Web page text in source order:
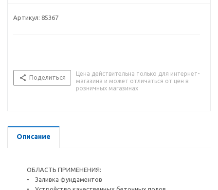
Артикул: 85367
Поделиться
Цена действительна только для интернет-
магазина и может отличаться от цен в
розничных магазинах
Описание
ОБЛАСТЬ ПРИМЕНЕНИЯ:
• Заливка фундаментов